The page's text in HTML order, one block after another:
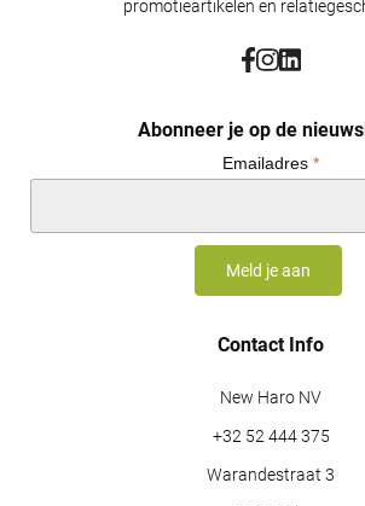
promotieartikelen en
Abonneer je op de
Emailadres *
Contact Info
New Haro NV
+32 52 444 375
Warandestraat 3